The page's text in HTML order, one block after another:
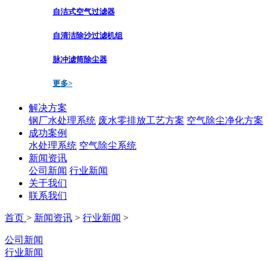
自洁式空气过滤器
自清洁除沙过滤机组
脉冲滤筒除尘器
更多>
解决方案
钢厂水处理系统 废水零排放工艺方案 空气除尘净化方案
成功案例
水处理系统 空气除尘系统
新闻资讯
公司新闻 行业新闻
关于我们
联系我们
首页 > 新闻资讯 > 行业新闻 >
公司新闻
行业新闻